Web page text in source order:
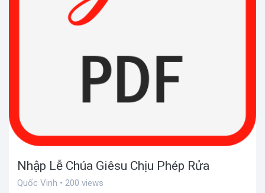
Nhập Lễ Chúa Giêsu Chịu Phép Rửa
Quốc Vinh • 200 views